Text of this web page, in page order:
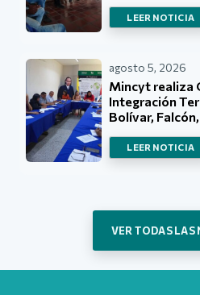
LEER NOTICIA
agosto 5, 2026
Mincyt realiza
Integración
Bolívar,
LEER NOTICIA
VER TODAS LAS